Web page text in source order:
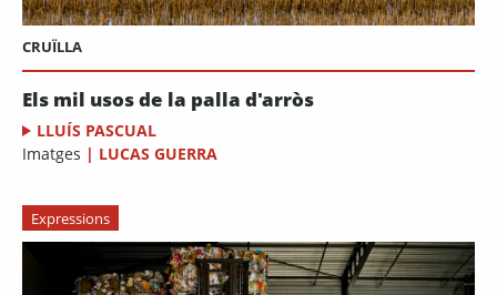
CRUÏLLA
Els mil usos de la palla d'arròs
LLUÍS PASCUAL
Imatges | LUCAS GUERRA
Expressions